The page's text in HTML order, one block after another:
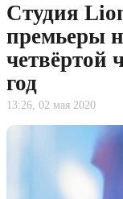
Студия
премьеры
четвёртой
год
13:26, 02 мая 2020